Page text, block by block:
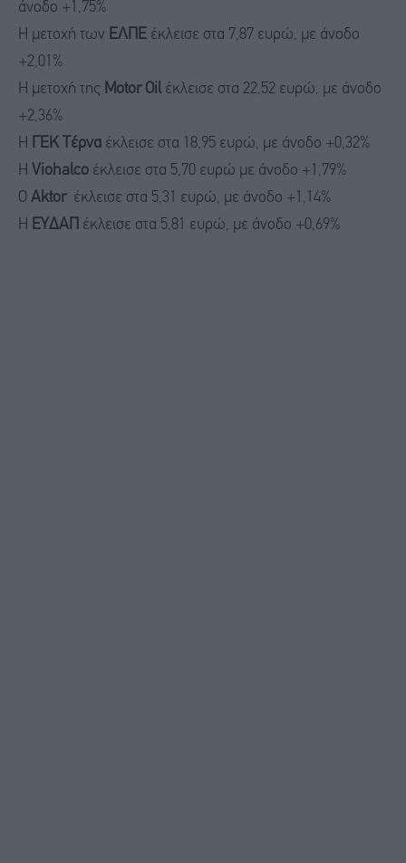
άνοδο +1,75%
Η μετοχή των ΕΛΠΕ έκλεισε στα 7,87 ευρώ, με άνοδο
+2,01%
Η μετοχή της Motor Oilέκλεισε στα 22,52 ευρώ, με άνοδο
+2,36%
Η
ΓΕΚ Τέρνα έκλεισε στα 18,95 ευρώ, με άνοδο +0,32%
Η Viohalco έκλεισε στα 5,70 ευρώ με άνοδο +1,79%
Ο Aktorέκλεισε στα 5,31 ευρώ, με άνοδο +1,14%
Η ΕΥΔΑΠ έκλεισε στα 5,81 ευρώ, με άνοδο +0,69%